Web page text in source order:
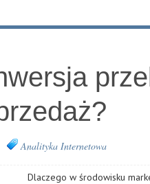
Analityka Internetowa
Dlaczego w środowisku